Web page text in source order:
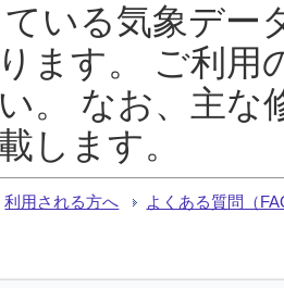
いる気象デー
ます。 ご利用
。 なお、主な
します。
利用される方へ よくある質問（